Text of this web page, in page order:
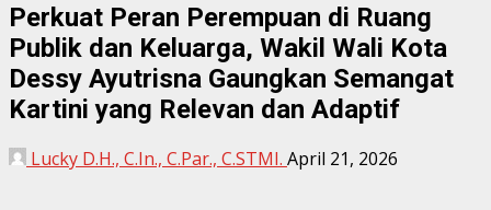
Perkuat Peran Perempuan di Ruang
Publik dan Keluarga, Wakil Wali Kota
Dessy Ayutrisna Gaungkan Semangat
Kartini yang Relevan dan Adaptif
Lucky D.H., C.In., C.Par., C.STMI. April 21, 2026